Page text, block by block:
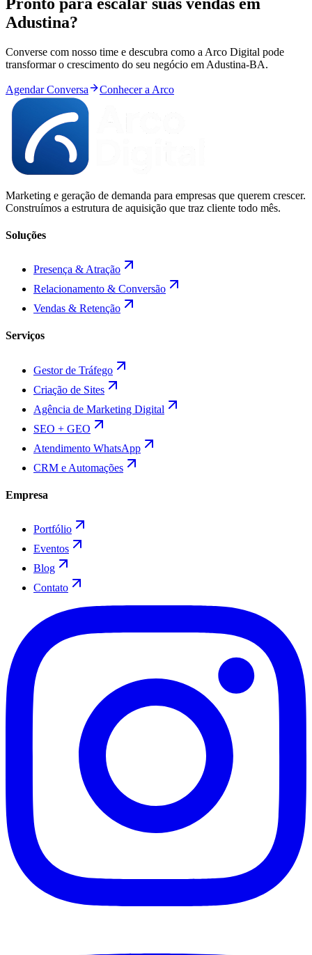
Adustina?
Converse com nosso time e descubra como a Arco Digital pode
transformar o crescimento do seu negócio em Adustina-BA.
Agendar Conversa Conhecer a Arco
Marketing e geração de demanda para empresas que querem crescer.
Construímos a estrutura de aquisição que traz cliente todo mês.
Soluções
Presença & Atração
Relacionamento & Conversão
Vendas & Retenção
Serviços
Gestor de Tráfego
Criação de Sites
Agência de Marketing Digital
SEO + GEO
Atendimento WhatsApp
CRM e Automações
Empresa
Portfólio
Eventos
Blog
Contato